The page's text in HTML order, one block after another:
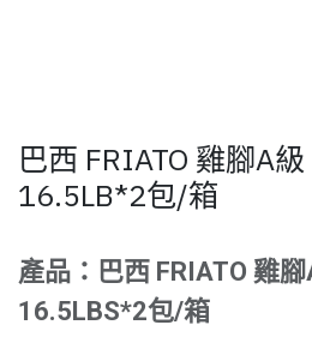
巴西 FRIATO 雞腳A
16.5LB*2包/箱
產品：巴西 FRIATO 雞
16.5LBS*2包/箱